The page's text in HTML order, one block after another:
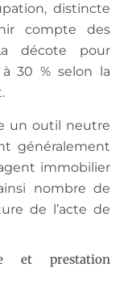
distincte
compte des
décote pour
30 % selon la
un outil neutre
généralement
immobilier
nombre de
de l’acte de
et prestation